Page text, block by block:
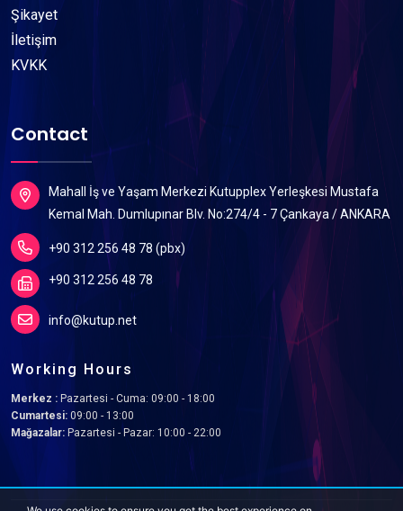
Şikayet
İletişim
KVKK
Contact
Mahall İş ve Yaşam Merkezi Kutupplex Yerleşkesi Mustafa
Kemal Mah. Dumlupınar Blv. No:274/4 - 7 Çankaya / ANKARA
+90 312 256 48 78 (pbx)
+90 312 256 48 78
info@kutup.net
Working Hours
Merkez : Pazartesi - Cuma: 09:00 - 18:00
Cumartesi: 09:00 - 13:00
Mağazalar: Pazartesi - Pazar: 10:00 - 22:00